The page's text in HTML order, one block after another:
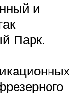
и
Парк.